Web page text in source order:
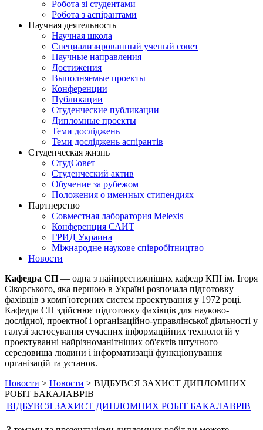
Робота зі студентами
Робота з аспірантами
Научная деятельность
Научная школа
Специализированный ученый совет
Научные направления
Достижения
Выполняемые проекты
Конференции
Публикации
Студенческие публикации
Дипломные проекты
Теми досліджень
Теми досліджень аспірантів
Студенческая жизнь
СтудСовет
Студенческий актив
Обучение за рубежом
Положения о именных стипендиях
Партнерство
Совместная лаборатория Melexis
Конференция САИТ
ГРИД Украина
Міжнародне наукове співробітництво
Новости
Кафедра СП — одна з найпрестижніших кафедр КПІ ім. Ігоря
Сікорського, яка першою в Україні розпочала підготовку
фахівців з комп'ютерних систем проектування у 1972 році.
Кафедра СП здійснює підготовку фахівців для науково-
дослідної, проектної і організаційно-управлінської діяльності у
галузі застосування сучасних інформаційних технологій у
проектуванні найрізноманітніших об'єктів штучного
середовища людини і інформатизації функціонування
організацій та установ.
Новости > Новости > ВІДБУВСЯ ЗАХИСТ ДИПЛОМНИХ
РОБІТ БАКАЛАВРІВ
ВІДБУВСЯ ЗАХИСТ ДИПЛОМНИХ РОБІТ БАКАЛАВРІВ